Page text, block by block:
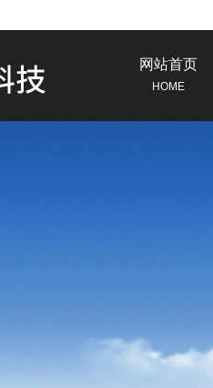
网站首页
HOME